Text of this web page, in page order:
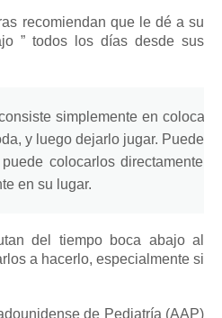
recomiendan que le dé a su
” todos los días desde sus
simplemente en colocar
y luego dejarlo jugar. Puede
colocarlos directamente
en su lugar.
del tiempo boca abajo al
a hacerlo, especialmente si
de Pediatría (AAP)